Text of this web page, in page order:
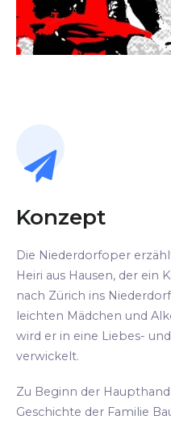
Konzept
Die Niederdorfoper
Heiri aus Hausen, der ein
nach Zürich ins
leichten Mädchen und
wird er in eine Liebes-
verwickelt.
Zu Beginn der
Geschichte der Familie